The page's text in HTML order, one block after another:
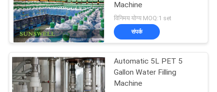
Machine
विनिमय योग्य MOQ:1 set
संपर्क
Automatic 5L PET 5
Gallon Water Filling
Machine